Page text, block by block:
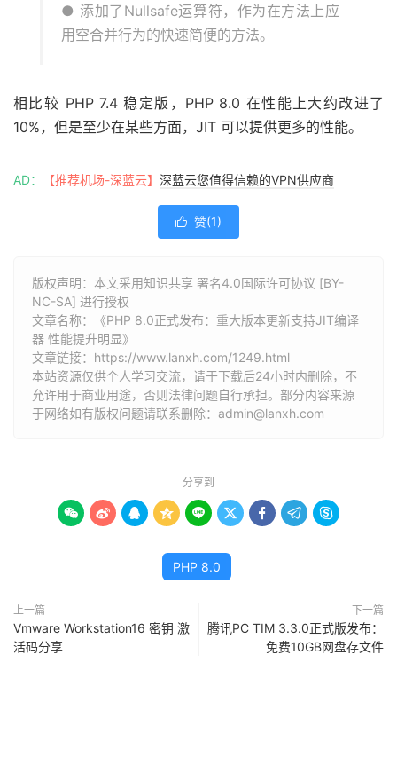
● 添加了Nullsafe运算符，作为在方法上应
用空合并行为的快速简便的方法。
相比较 PHP 7.4 稳定版，PHP 8.0 在性能上大约改进了
10%，但是至少在某些方面，JIT 可以提供更多的性能。
AD： 【推荐机场-深蓝云】 深蓝云您值得信赖的VPN供应商
 赞(1)
版权声明：本文采用知识共享 署名4.0国际许可协议 [BY-
NC-SA] 进行授权
文章名称：《PHP 8.0正式发布：重大版本更新支持JIT编译
器 性能提升明显》
文章链接： https://www.lanxh.com/1249.html
本站资源仅供个人学习交流，请于下载后24小时内删除，不
允许用于商业用途，否则法律问题自行承担。部分内容来源
于网络如有版权问题请联系删除：admin@lanxh.com
分享到
        
PHP 8.0
上一篇
Vmware Workstation16 密钥 激
活码分享
下一篇
腾讯PC TIM 3.3.0正式版发布：
免费10GB网盘存文件